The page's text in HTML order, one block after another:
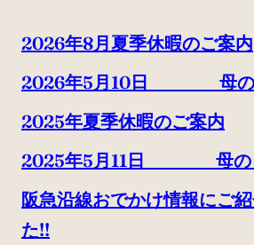
2026年8月夏季休暇のご案内
2026年5月10日 母の
2025年夏季休暇のご案内
2025年5月11日 母の
阪急沿線おでかけ情報にご
た!!